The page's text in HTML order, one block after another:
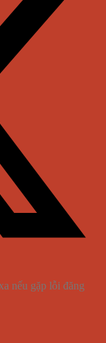
nếu gặp lỗi đăng